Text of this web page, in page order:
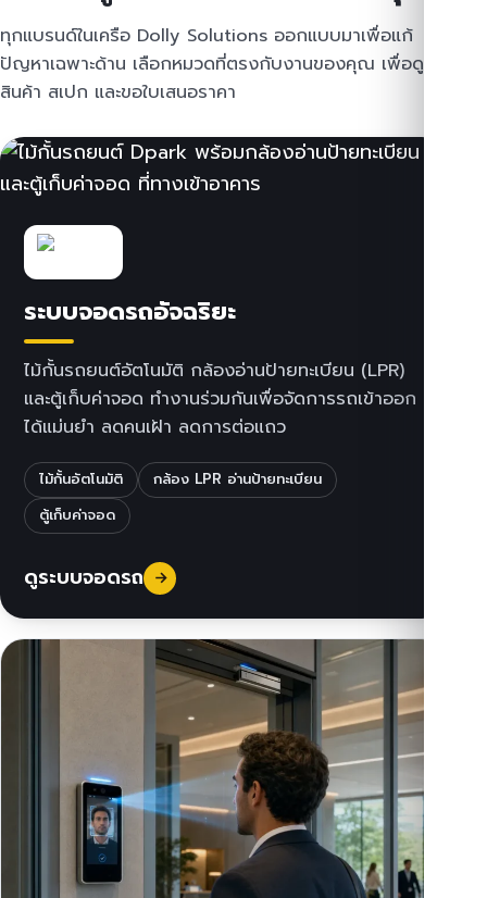
ทุกแบรนด์ในเครือ Dolly Solutions ออกแบบมาเพื่อแก้
ปัญหาเฉพาะด้าน เลือกหมวดที่ตรงกับงานของคุณ เพื่อดู
สินค้า สเปก และขอใบเสนอราคา
ระบบจอดรถอัจฉริยะ
ไม้กั้นรถยนต์อัตโนมัติ กล้องอ่านป้ายทะเบียน (LPR)
และตู้เก็บค่าจอด ทำงานร่วมกันเพื่อจัดการรถเข้าออก
ได้แม่นยำ ลดคนเฝ้า ลดการต่อแถว
ไม้กั้นอัตโนมัติ
กล้อง LPR อ่านป้ายทะเบียน
ตู้เก็บค่าจอด
ดูระบบจอดรถ